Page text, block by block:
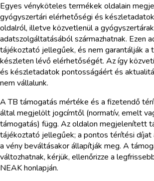
Egyes vényköteles termékek oldalain
gyógyszertári elérhetőségi és
oldalról, illetve közvetlenül a
adatszolgáltatásából származhatnak. Ezen
tájékoztató jellegűek, és nem garantálják a
készleten lévő elérhetőségét. Az így
és készletadatok pontosságáért és
nem vállalunk.
A TB támogatás mértéke és a fizetendő
által megjelölt jogcímtől (normatív, emelt
támogatás) függ. Az oldalon megjelenített
tájékoztató jellegűek; a pontos térítési díjat
a vény beváltásakor állapítják meg. A
változhatnak, kérjük, ellenőrizze a
NEAK honlapján.